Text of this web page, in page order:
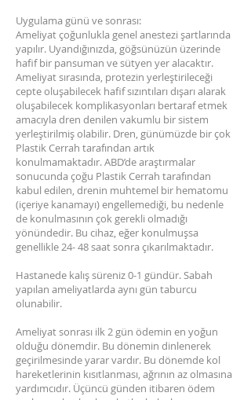
Uygulama günü ve sonrası:
Ameliyat çoğunlukla genel anestezi şartlarında
yapılır. Uyandığınızda, göğsünüzün üzerinde
hafif bir pansuman ve sütyen yer alacaktır.
Ameliyat sırasında, protezin yerleştirileceği
cepte oluşabilecek hafif sızıntıları dışarı alarak
oluşabilecek komplikasyonları bertaraf etmek
amacıyla dren denilen vakumlu bir sistem
yerleştirilmiş olabilir. Dren, günümüzde bir çok
Plastik Cerrah tarafından artık
konulmamaktadır. ABD’de araştırmalar
sonucunda çoğu Plastik Cerrah tarafından
kabul edilen, drenin muhtemel bir hematomu
(içeriye kanamayı) engellemediği, bu nedenle
de konulmasının çok gerekli olmadığı
yönündedir. Bu cihaz, eğer konulmuşsa
genellikle 24- 48 saat sonra çıkarılmaktadır.
Hastanede kalış süreniz 0-1 gündür. Sabah
yapılan ameliyatlarda aynı gün taburcu
olunabilir.
Ameliyat sonrası ilk 2 gün ödemin en yoğun
olduğu dönemdir. Bu dönemin dinlenerek
geçirilmesinde yarar vardır. Bu dönemde kol
hareketlerinin kısıtlanması, ağrının az olmasına
yardımcıdır. Üçüncü günden itibaren ödem